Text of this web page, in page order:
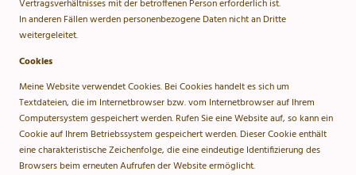
Vertragsverhältnisses mit der betroffenen Person erforderlich ist.
In anderen Fällen werden personenbezogene Daten nicht an Dritte
weitergeleitet.
Cookies
Meine Website verwendet Cookies. Bei Cookies handelt es sich um
Textdateien, die im Internetbrowser bzw. vom Internetbrowser auf Ihrem
Computersystem gespeichert werden. Rufen Sie eine Website auf, so kann ein
Cookie auf Ihrem Betriebssystem gespeichert werden. Dieser Cookie enthält
eine charakteristische Zeichenfolge, die eine eindeutige Identifizierung des
Browsers beim erneuten Aufrufen der Website ermöglicht.